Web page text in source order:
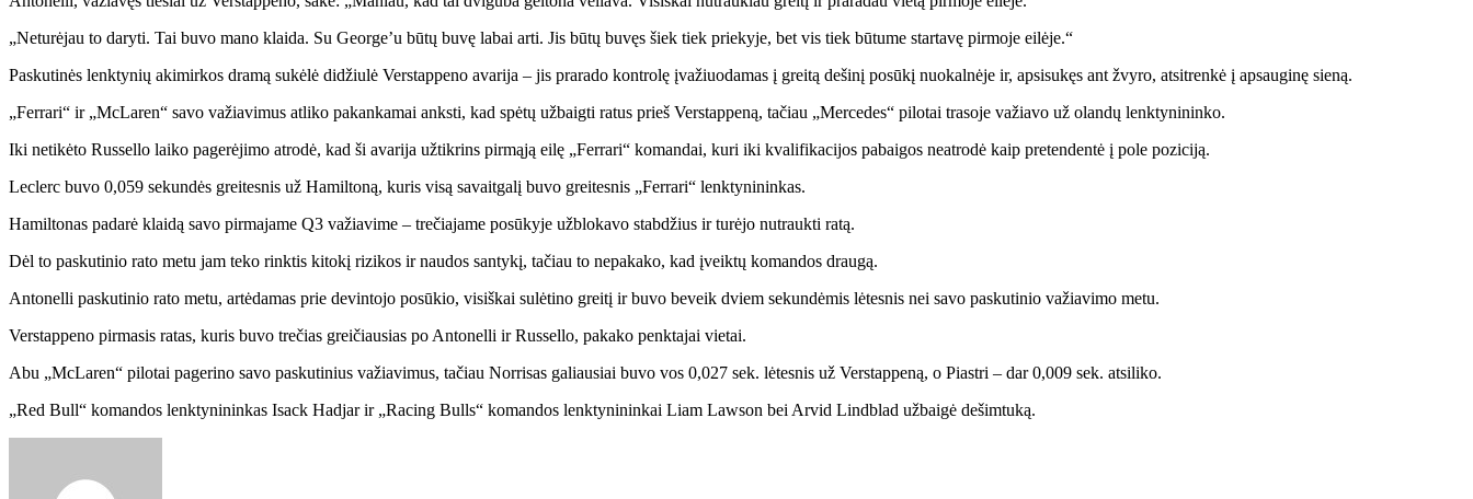
„Neturėjau to daryti. Tai buvo mano klaida. Su George’u būtų buvę labai arti. Jis būtų buvęs šiek tiek priekyje, bet vis tiek būtume startavę pirmoje eilėje.“
Paskutinės lenktynių akimirkos dramą sukėlė didžiulė Verstappeno avarija – jis prarado kontrolę įvažiuodamas į greitą dešinį posūkį nuokalnėje ir, apsisukęs ant žvyro, atsitrenkė į apsauginę sieną.
„Ferrari“ ir „McLaren“ savo važiavimus atliko pakankamai anksti, kad spėtų užbaigti ratus prieš Verstappeną, tačiau „Mercedes“ pilotai trasoje važiavo už olandų lenktynininko.
Iki netikėto Russello laiko pagerėjimo atrodė, kad ši avarija užtikrins pirmąją eilę „Ferrari“ komandai, kuri iki kvalifikacijos pabaigos neatrodė kaip pretendentė į pole poziciją.
Leclerc buvo 0,059 sekundės greitesnis už Hamiltoną, kuris visą savaitgalį buvo greitesnis „Ferrari“ lenktynininkas.
Hamiltonas padarė klaidą savo pirmajame Q3 važiavime – trečiajame posūkyje užblokavo stabdžius ir turėjo nutraukti ratą.
Dėl to paskutinio rato metu jam teko rinktis kitokį rizikos ir naudos santykį, tačiau to nepakako, kad įveiktų komandos draugą.
Antonelli paskutinio rato metu, artėdamas prie devintojo posūkio, visiškai sulėtino greitį ir buvo beveik dviem sekundėmis lėtesnis nei savo paskutinio važiavimo metu.
Verstappeno pirmasis ratas, kuris buvo trečias greičiausias po Antonelli ir Russello, pakako penktajai vietai.
Abu „McLaren“ pilotai pagerino savo paskutinius važiavimus, tačiau Norrisas galiausiai buvo vos 0,027 sek. lėtesnis už Verstappeną, o Piastri – dar 0,009 sek. atsiliko.
„Red Bull“ komandos lenktynininkas Isack Hadjar ir „Racing Bulls“ komandos lenktynininkai Liam Lawson bei Arvid Lindblad užbaigė dešimtuką.